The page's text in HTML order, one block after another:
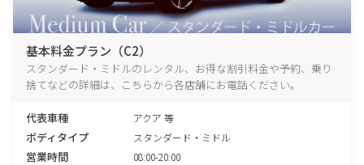
基本料金プラン（C2）
スタンダード・ミドルのレンタル、お得な割引料金や予約、乗り
捨てなどの詳細は、こちらから各店舗にお電話ください。
代表車種 アクア 等
ボディタイプ スタンダード・ミドル
営業時間 08:00-20:00